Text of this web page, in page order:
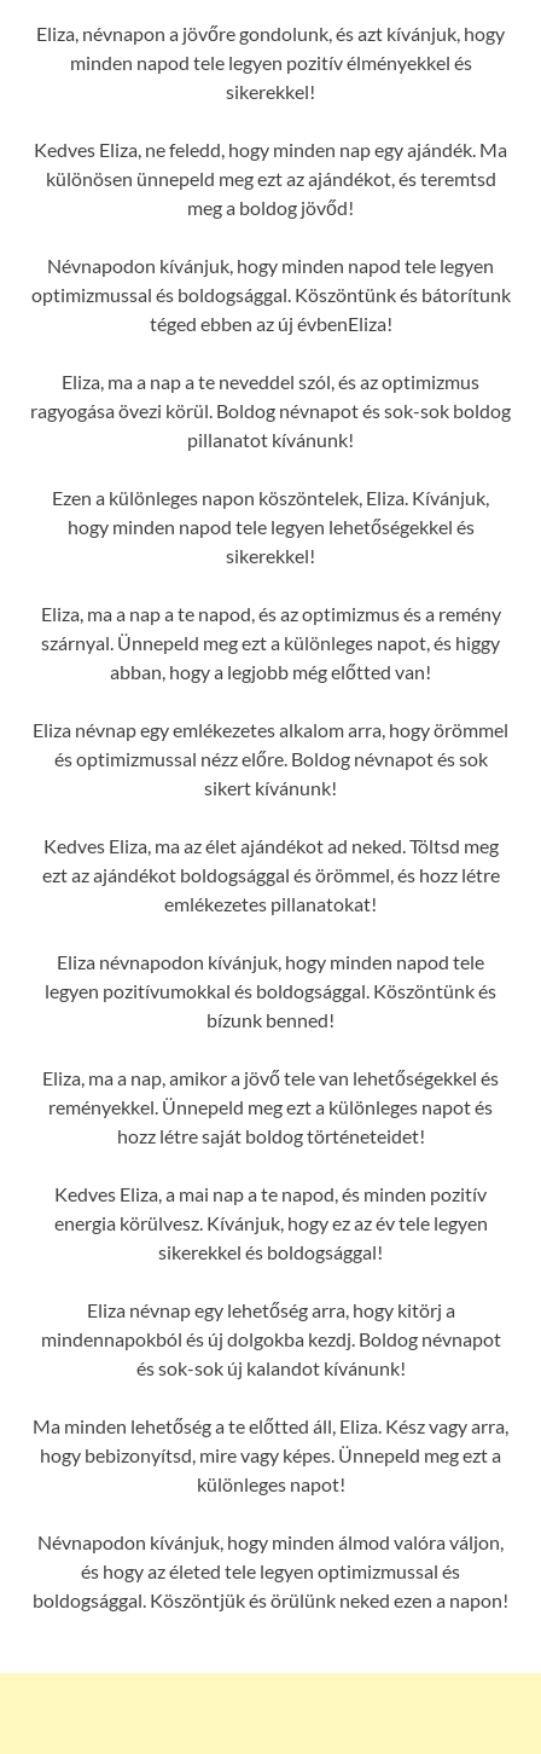
Eliza, névnapon a jövőre gondolunk, és azt kívánjuk, hogy
minden napod tele legyen pozitív élményekkel és
sikerekkel!
Kedves Eliza, ne feledd, hogy minden nap egy ajándék. Ma
különösen ünnepeld meg ezt az ajándékot, és teremtsd
meg a boldog jövőd!
Névnapodon kívánjuk, hogy minden napod tele legyen
optimizmussal és boldogsággal. Köszöntünk és bátorítunk
téged ebben az új évbenEliza!
Eliza, ma a nap a te neveddel szól, és az optimizmus
ragyogása övezi körül. Boldog névnapot és sok-sok boldog
pillanatot kívánunk!
Ezen a különleges napon köszöntelek, Eliza. Kívánjuk,
hogy minden napod tele legyen lehetőségekkel és
sikerekkel!
Eliza, ma a nap a te napod, és az optimizmus és a remény
szárnyal. Ünnepeld meg ezt a különleges napot, és higgy
abban, hogy a legjobb még előtted van!
Eliza névnap egy emlékezetes alkalom arra, hogy örömmel
és optimizmussal nézz előre. Boldog névnapot és sok
sikert kívánunk!
Kedves Eliza, ma az élet ajándékot ad neked. Töltsd meg
ezt az ajándékot boldogsággal és örömmel, és hozz létre
emlékezetes pillanatokat!
Eliza névnapodon kívánjuk, hogy minden napod tele
legyen pozitívumokkal és boldogsággal. Köszöntünk és
bízunk benned!
Eliza, ma a nap, amikor a jövő tele van lehetőségekkel és
reményekkel. Ünnepeld meg ezt a különleges napot és
hozz létre saját boldog történeteidet!
Kedves Eliza, a mai nap a te napod, és minden pozitív
energia körülvesz. Kívánjuk, hogy ez az év tele legyen
sikerekkel és boldogsággal!
Eliza névnap egy lehetőség arra, hogy kitörj a
mindennapokból és új dolgokba kezdj. Boldog névnapot
és sok-sok új kalandot kívánunk!
Ma minden lehetőség a te előtted áll, Eliza. Kész vagy arra,
hogy bebizonyítsd, mire vagy képes. Ünnepeld meg ezt a
különleges napot!
Névnapodon kívánjuk, hogy minden álmod valóra váljon,
és hogy az életed tele legyen optimizmussal és
boldogsággal. Köszöntjük és örülünk neked ezen a napon!